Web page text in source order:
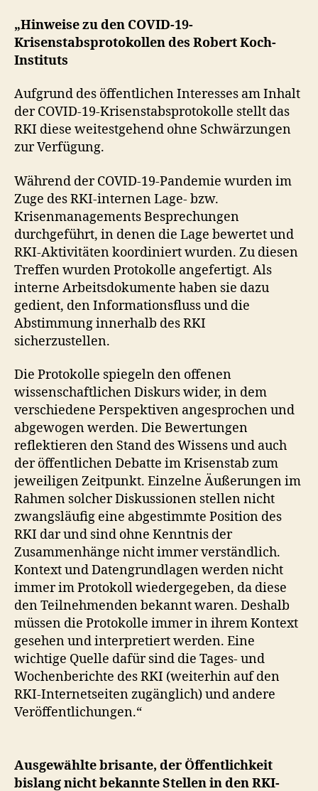
„Hinweise zu den COVID-19-
Krisenstabsprotokollen des Robert Koch-
Instituts
Aufgrund des öffentlichen Interesses am Inhalt
der COVID-19-Krisenstabsprotokolle stellt das
RKI diese weitestgehend ohne Schwärzungen
zur Verfügung.
Während der COVID-19-Pandemie wurden im
Zuge des RKI-internen Lage- bzw.
Krisenmanagements Besprechungen
durchgeführt, in denen die Lage bewertet und
RKI-Aktivitäten koordiniert wurden. Zu diesen
Treffen wurden Protokolle angefertigt. Als
interne Arbeitsdokumente haben sie dazu
gedient, den Informationsfluss und die
Abstimmung innerhalb des RKI
sicherzustellen.
Die Protokolle spiegeln den offenen
wissenschaftlichen Diskurs wider, in dem
verschiedene Perspektiven angesprochen und
abgewogen werden. Die Bewertungen
reflektieren den Stand des Wissens und auch
der öffentlichen Debatte im Krisenstab zum
jeweiligen Zeitpunkt. Einzelne Äußerungen im
Rahmen solcher Diskussionen stellen nicht
zwangsläufig eine abgestimmte Position des
RKI dar und sind ohne Kenntnis der
Zusammenhänge nicht immer verständlich.
Kontext und Datengrundlagen werden nicht
immer im Protokoll wiedergegeben, da diese
den Teilnehmenden bekannt waren. Deshalb
müssen die Protokolle immer in ihrem Kontext
gesehen und interpretiert werden. Eine
wichtige Quelle dafür sind die Tages- und
Wochenberichte des RKI (weiterhin auf den
RKI-Internetseiten zugänglich) und andere
Veröffentlichungen.“
Ausgewählte brisante, der Öffentlichkeit
bislang nicht bekannte Stellen in den RKI-